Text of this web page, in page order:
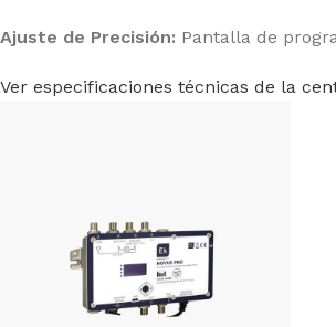
Ajuste de Precisión: Pantalla de
Ver especificaciones técnicas de la